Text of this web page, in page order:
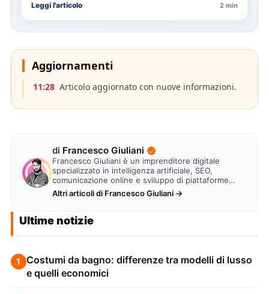
Leggi l'articolo 2 min
Aggiornamenti
11:28 Articolo aggiornato con nuove informazioni.
di Francesco Giuliani
Francesco Giuliani è un imprenditore digitale
specializzato in intelligenza artificiale, SEO,
comunicazione online e sviluppo di piattaforme
web. Lavora alla creazione di…
Altri articoli di Francesco Giuliani →
Ultime notizie
1
Costumi da bagno: differenze tra modelli di lusso
e quelli economici